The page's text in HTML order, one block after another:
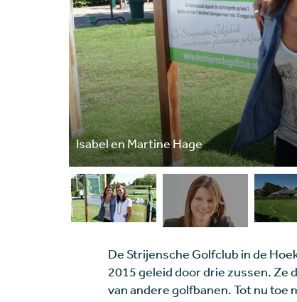
Isabel en Martine Hage
De Strijensche Golfclub in de
2015 geleid door drie zussen. Ze
van andere golfbanen. Tot nu toe